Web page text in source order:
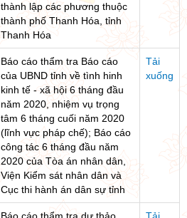
thành lập các phương thuộc
thành phố Thanh Hóa, tỉnh
Thanh Hóa
Báo cáo thẩm tra Báo cáo
của UBND tỉnh về tình hinh
kinh tế - xã hội 6 tháng đầu
năm 2020, nhiệm vụ trọng
tâm 6 tháng cuối năm 2020
(lĩnh vực pháp chế); Báo cáo
công tác 6 tháng đầu năm
2020 của Tòa án nhân dân,
Viện Kiểm sát nhân dân và
Cục thi hành án dân sự tỉnh
Tải
xuống